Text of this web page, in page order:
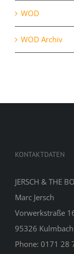
WOD
WOD Archiv
KONTAKTDATEN
JERSCH & THE
Marc Jersch
Vorwerkstraße
95326 Kulmbach
Phone: 0171 28